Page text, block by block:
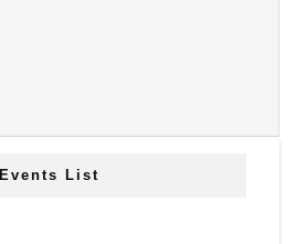
Events List